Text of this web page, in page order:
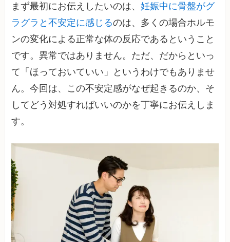
まず最初にお伝えしたいのは、妊娠中に骨盤がグ
ラグラと不安定に感じるのは、多くの場合ホルモ
ンの変化による正常な体の反応であるということ
です。異常ではありません。ただ、だからといっ
て「ほっておいていい」というわけでもありませ
ん。今回は、この不安定感がなぜ起きるのか、そ
してどう対処すればいいのかを丁寧にお伝えしま
す。